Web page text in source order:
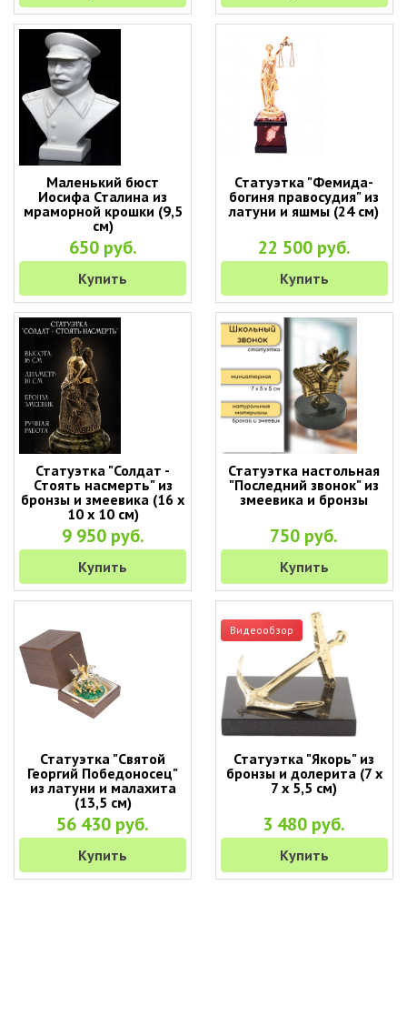
Маленький бюст
Иосифа Сталина из
мраморной крошки (9,5
см)
650 руб.
Купить
Статуэтка "Фемида-
богиня правосудия" из
латуни и яшмы (24 см)
22 500 руб.
Купить
Статуэтка "Солдат -
Стоять насмерть" из
бронзы и змеевика (16 х
10 х 10 см)
9 950 руб.
Купить
Статуэтка настольная
"Последний звонок" из
змеевика и бронзы
750 руб.
Купить
Статуэтка "Святой
Георгий Победоносец"
из латуни и малахита
(13,5 см)
56 430 руб.
Купить
Видеообзор
Статуэтка "Якорь" из
бронзы и долерита (7 х
7 х 5,5 см)
3 480 руб.
Купить